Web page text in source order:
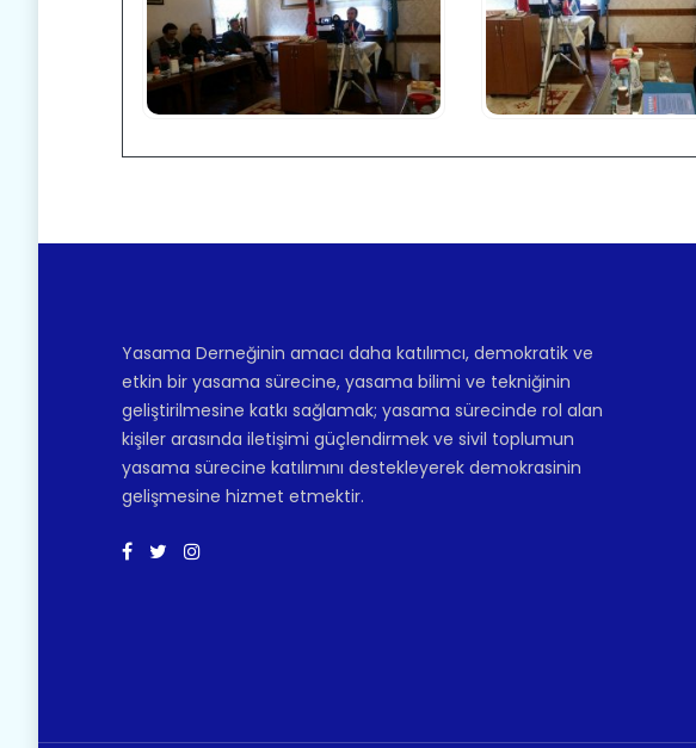
Yasama Derneğinin amacı daha katılımcı, demokratik ve
etkin bir yasama sürecine, yasama bilimi ve tekniğinin
geliştirilmesine katkı sağlamak; yasama sürecinde rol alan
kişiler arasında iletişimi güçlendirmek ve sivil toplumun
yasama sürecine katılımını destekleyerek demokrasinin
gelişmesine hizmet etmektir.